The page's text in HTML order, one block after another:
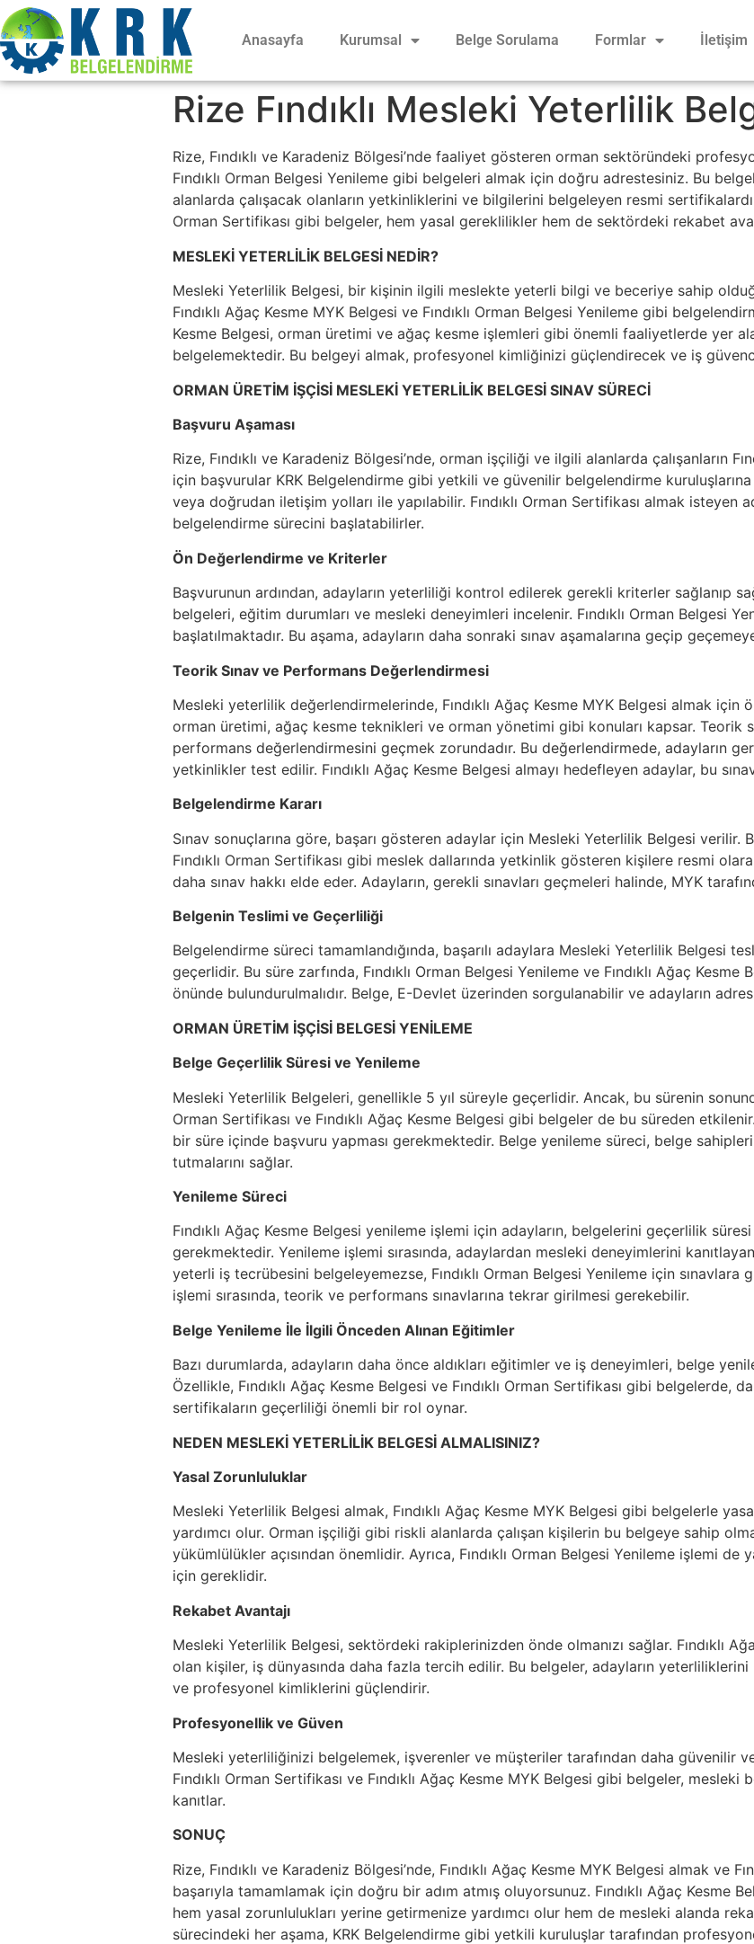
Anasayfa Kurumsal Belge Sorulama Formlar İletişim
Rize Fındıklı Mesleki Yeterlilik
Rize, Fındıklı ve Karadeniz Bölgesi’nde faaliyet gösteren orman sektöründeki
Fındıklı Orman Belgesi Yenileme gibi belgeleri almak için doğru adrestesiniz. Bu
alanlarda çalışacak olanların yetkinliklerini ve bilgilerini belgeleyen resmi sertifikalardır.
Orman Sertifikası gibi belgeler, hem yasal gereklilikler hem de sektördeki rekabet
MESLEKİ YETERLİLİK BELGESİ NEDİR?
Mesleki Yeterlilik Belgesi, bir kişinin ilgili meslekte yeterli bilgi ve beceriye sahip
Fındıklı Ağaç Kesme MYK Belgesi ve Fındıklı Orman Belgesi Yenileme gibi
Kesme Belgesi, orman üretimi ve ağaç kesme işlemleri gibi önemli faaliyetlerde yer
belgelemektedir. Bu belgeyi almak, profesyonel kimliğinizi güçlendirecek ve iş
ORMAN ÜRETİM İŞÇİSİ MESLEKİ YETERLİLİK BELGESİ SINAV SÜRECİ
Başvuru Aşaması
Rize, Fındıklı ve Karadeniz Bölgesi’nde, orman işçiliği ve ilgili alanlarda çalışanların
için başvurular KRK Belgelendirme gibi yetkili ve güvenilir belgelendirme
veya doğrudan iletişim yolları ile yapılabilir. Fındıklı Orman Sertifikası almak isteyen
belgelendirme sürecini başlatabilirler.
Ön Değerlendirme ve Kriterler
Başvurunun ardından, adayların yeterliliği kontrol edilerek gerekli kriterler sağlanıp
belgeleri, eğitim durumları ve mesleki deneyimleri incelenir. Fındıklı Orman Belgesi
başlatılmaktadır. Bu aşama, adayların daha sonraki sınav aşamalarına geçip
Teorik Sınav ve Performans Değerlendirmesi
Mesleki yeterlilik değerlendirmelerinde, Fındıklı Ağaç Kesme MYK Belgesi almak için
orman üretimi, ağaç kesme teknikleri ve orman yönetimi gibi konuları kapsar. Teorik
performans değerlendirmesini geçmek zorundadır. Bu değerlendirmede, adayların
yetkinlikler test edilir. Fındıklı Ağaç Kesme Belgesi almayı hedefleyen adaylar, bu
Belgelendirme Kararı
Sınav sonuçlarına göre, başarı gösteren adaylar için Mesleki Yeterlilik Belgesi verilir.
Fındıklı Orman Sertifikası gibi meslek dallarında yetkinlik gösteren kişilere resmi
daha sınav hakkı elde eder. Adayların, gerekli sınavları geçmeleri halinde, MYK
Belgenin Teslimi ve Geçerliliği
Belgelendirme süreci tamamlandığında, başarılı adaylara Mesleki Yeterlilik Belgesi
geçerlidir. Bu süre zarfında, Fındıklı Orman Belgesi Yenileme ve Fındıklı Ağaç
önünde bulundurulmalıdır. Belge, E-Devlet üzerinden sorgulanabilir ve adayların
ORMAN ÜRETİM İŞÇİSİ BELGESİ YENİLEME
Belge Geçerlilik Süresi ve Yenileme
Mesleki Yeterlilik Belgeleri, genellikle 5 yıl süreyle geçerlidir. Ancak, bu sürenin
Orman Sertifikası ve Fındıklı Ağaç Kesme Belgesi gibi belgeler de bu süreden
bir süre içinde başvuru yapması gerekmektedir. Belge yenileme süreci, belge
tutmalarını sağlar.
Yenileme Süreci
Fındıklı Ağaç Kesme Belgesi yenileme işlemi için adayların, belgelerini geçerlilik
gerekmektedir. Yenileme işlemi sırasında, adaylardan mesleki deneyimlerini
yeterli iş tecrübesini belgeleyemezse, Fındıklı Orman Belgesi Yenileme için
işlemi sırasında, teorik ve performans sınavlarına tekrar girilmesi gerekebilir.
Belge Yenileme İle İlgili Önceden Alınan Eğitimler
Bazı durumlarda, adayların daha önce aldıkları eğitimler ve iş deneyimleri, belge
Özellikle, Fındıklı Ağaç Kesme Belgesi ve Fındıklı Orman Sertifikası gibi belgelerde,
sertifikaların geçerliliği önemli bir rol oynar.
NEDEN MESLEKİ YETERLİLİK BELGESİ ALMALISINIZ?
Yasal Zorunluluklar
Mesleki Yeterlilik Belgesi almak, Fındıklı Ağaç Kesme MYK Belgesi gibi belgelerle
yardımcı olur. Orman işçiliği gibi riskli alanlarda çalışan kişilerin bu belgeye sahip
yükümlülükler açısından önemlidir. Ayrıca, Fındıklı Orman Belgesi Yenileme işlemi
için gereklidir.
Rekabet Avantajı
Mesleki Yeterlilik Belgesi, sektördeki rakiplerinizden önde olmanızı sağlar. Fındıklı
olan kişiler, iş dünyasında daha fazla tercih edilir. Bu belgeler, adayların yeterliliklerini
ve profesyonel kimliklerini güçlendirir.
Profesyonellik ve Güven
Mesleki yeterliliğinizi belgelemek, işverenler ve müşteriler tarafından daha güvenilir
Fındıklı Orman Sertifikası ve Fındıklı Ağaç Kesme MYK Belgesi gibi belgeler,
kanıtlar.
SONUÇ
Rize, Fındıklı ve Karadeniz Bölgesi’nde, Fındıklı Ağaç Kesme MYK Belgesi almak ve
başarıyla tamamlamak için doğru bir adım atmış oluyorsunuz. Fındıklı Ağaç Kesme
hem yasal zorunlulukları yerine getirmenize yardımcı olur hem de mesleki alanda
sürecindeki her aşama, KRK Belgelendirme gibi yetkili kuruluşlar tarafından